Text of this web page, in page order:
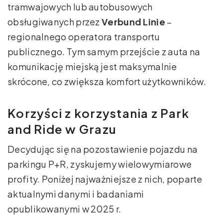
tramwajowych lub autobusowych
obsługiwanych przez Verbund Linie –
regionalnego operatora transportu
publicznego. Tym samym przejście z auta na
komunikację miejską jest maksymalnie
skrócone, co zwiększa komfort użytkowników.
Korzyści z korzystania z Park
and Ride w Grazu
Decydując się na pozostawienie pojazdu na
parkingu P+R, zyskujemy wielowymiarowe
profity. Poniżej najważniejsze z nich, poparte
aktualnymi danymi i badaniami
opublikowanymi w 2025 r.